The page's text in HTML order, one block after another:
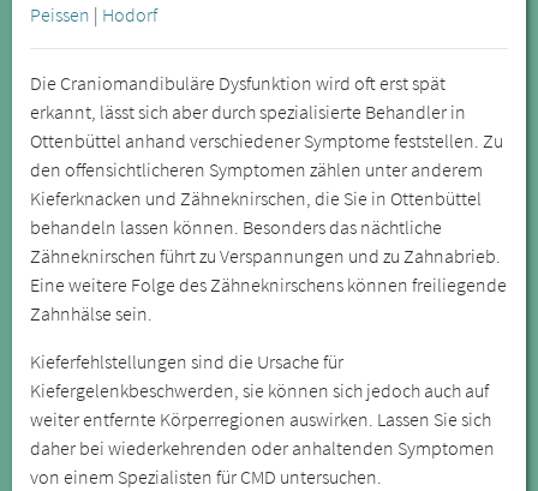
Peissen | Hodorf
Die Craniomandibuläre Dysfunktion wird oft erst spät
erkannt, lässt sich aber durch spezialisierte Behandler in
Ottenbüttel anhand verschiedener Symptome feststellen. Zu
den offensichtlicheren Symptomen zählen unter anderem
Kieferknacken und Zähneknirschen, die Sie in Ottenbüttel
behandeln lassen können. Besonders das nächtliche
Zähneknirschen führt zu Verspannungen und zu Zahnabrieb.
Eine weitere Folge des Zähneknirschens können freiliegende
Zahnhälse sein.
Kieferfehlstellungen sind die Ursache für
Kiefergelenkbeschwerden, sie können sich jedoch auch auf
weiter entfernte Körperregionen auswirken. Lassen Sie sich
daher bei wiederkehrenden oder anhaltenden Symptomen
von einem Spezialisten für CMD untersuchen.